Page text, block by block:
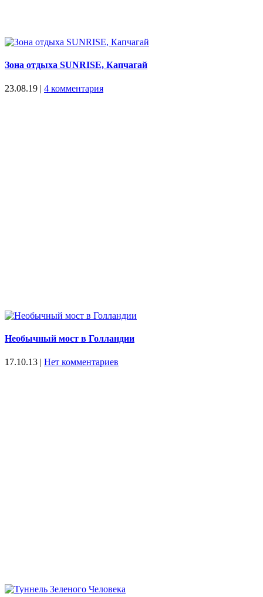
Зона отдыха SUNRISE, Капчагай
23.08.19 | 4 комментария
Необычный мост в Голландии
17.10.13 | Нет комментариев